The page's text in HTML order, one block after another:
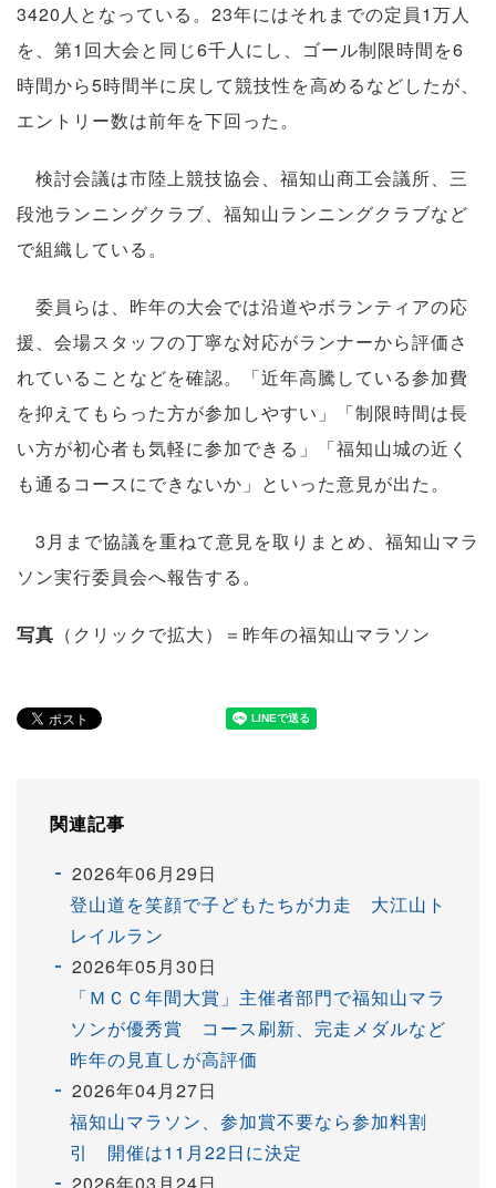
3420人となっている。23年にはそれまでの定員1万人
を、第1回大会と同じ6千人にし、ゴール制限時間を6
時間から5時間半に戻して競技性を高めるなどしたが、
エントリー数は前年を下回った。
検討会議は市陸上競技協会、福知山商工会議所、三
段池ランニングクラブ、福知山ランニングクラブなど
で組織している。
委員らは、昨年の大会では沿道やボランティアの応
援、会場スタッフの丁寧な対応がランナーから評価さ
れていることなどを確認。「近年高騰している参加費
を抑えてもらった方が参加しやすい」「制限時間は長
い方が初心者も気軽に参加できる」「福知山城の近く
も通るコースにできないか」といった意見が出た。
3月まで協議を重ねて意見を取りまとめ、福知山マラ
ソン実行委員会へ報告する。
写真 （クリックで拡大）＝昨年の福知山マラソン
関連記事
2026年06月29日
登山道を笑顔で子どもたちが力走 大江山ト
レイルラン
2026年05月30日
「ＭＣＣ年間大賞」主催者部門で福知山マラ
ソンが優秀賞 コース刷新、完走メダルなど
昨年の見直しが高評価
2026年04月27日
福知山マラソン、参加賞不要なら参加料割
引 開催は11月22日に決定